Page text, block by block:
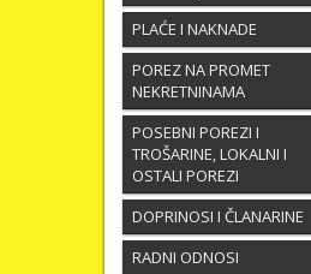
PLAĆE I NAKNADE
POREZ NA PROMET
NEKRETNINAMA
POSEBNI POREZI I
TROŠARINE, LOKALNI I
OSTALI POREZI
DOPRINOSI I ČLANARINE
RADNI ODNOSI